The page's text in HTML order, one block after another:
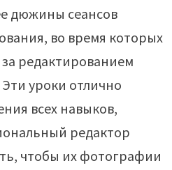
дюжины сеансов
во время которых
редактированием
уроки отлично
всех навыков,
редактор
чтобы их фотографии